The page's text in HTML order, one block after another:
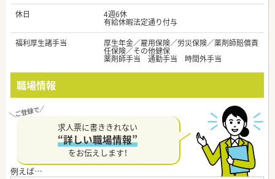
休日
4週6休
有給休暇法定通り付与
福利厚生諸手当
厚生年金／雇用保険／労災保険／薬剤師賠償責
任保険／その他健保
薬剤師手当 通勤手当 時間外手当
職場情報
求人票に書ききれない
“詳しい職場情報”
をお伝えします！